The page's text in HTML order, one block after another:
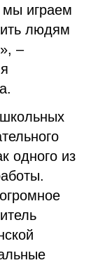
мы играем
людям
–
одного из